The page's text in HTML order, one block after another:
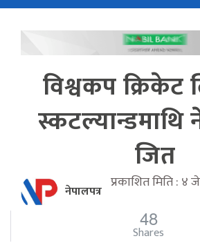
विश्वकप क्रिकेट
स्कटल्यान्डमाथि
जित
नेपालपत्र प्रकाशित मिति : ४
48
Shares